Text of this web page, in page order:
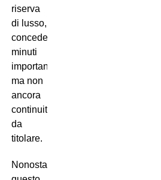
riserva
di lusso,
concedendogli
minuti
importanti,
ma non
ancora
continuità
da
titolare.
Nonostante